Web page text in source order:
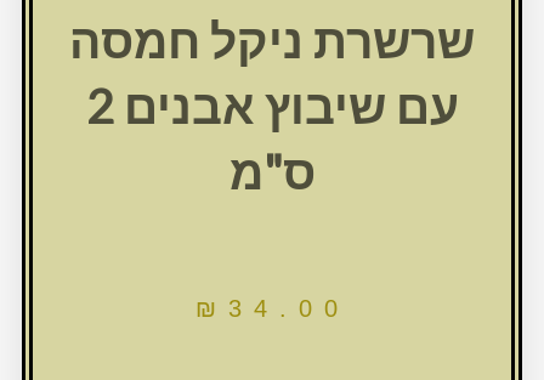
שרשרת ניקל חמסה
עם שיבוץ אבנים 2
ס"מ
₪ 34.00